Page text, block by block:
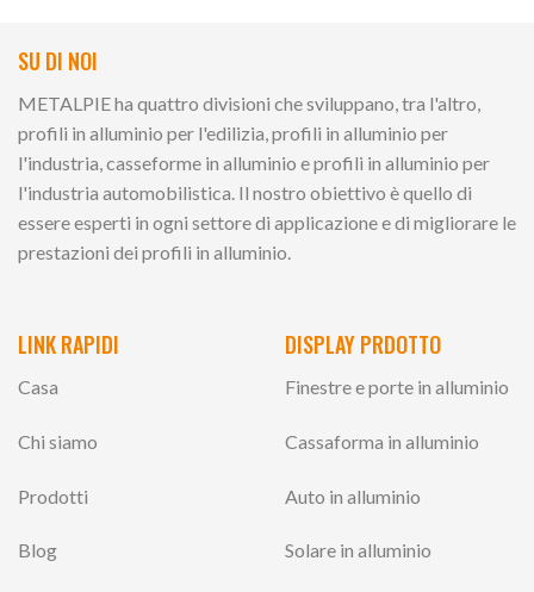
SU DI NOI
METALPIE ha quattro divisioni che sviluppano, tra l'altro,
profili in alluminio per l'edilizia, profili in alluminio per
l'industria, casseforme in alluminio e profili in alluminio per
l'industria automobilistica. Il nostro obiettivo è quello di
essere esperti in ogni settore di applicazione e di migliorare le
prestazioni dei profili in alluminio.
LINK RAPIDI
Casa
Chi siamo
Prodotti
Blog
DISPLAY PRDOTTO
Finestre e porte in alluminio
Cassaforma in alluminio
Auto in alluminio
Solare in alluminio